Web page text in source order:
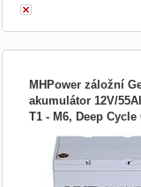
MHPower záložní
akumulátor 12V/
T1 - M6, Deep Cycle
technologií VRLA GEL,
napětí 12 V, 6 článků.
provoz, hluboký cyklus,
při trvalém dobíjení.